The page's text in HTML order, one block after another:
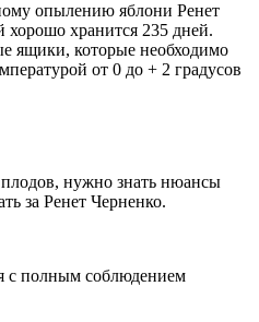
опылению яблони Ренет
хранится 235 дней.
ящики, которые необходимо
от 0 до + 2 градусов
нужно знать нюансы
за Ренет Черненко.
с полным соблюдением